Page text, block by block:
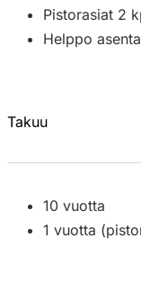
Pistorasiat 2
Helppo
Takuu
10 vuotta
1 vuotta